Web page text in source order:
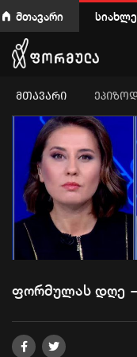
მთავარი
ᲛᲗᲐᲕᲐᲠᲘ
ფორმულას დღე